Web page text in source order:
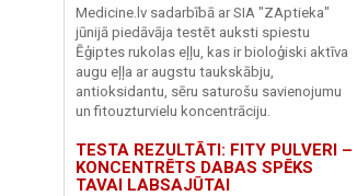
Medicine.lv sadarbībā ar SIA "ZAptieka"
jūnijā piedāvāja testēt auksti spiestu
Ēģiptes rukolas eļļu, kas ir bioloģiski aktīva
augu eļļa ar augstu taukskābju,
antioksidantu, sēru saturošu savienojumu
un fitouzturvielu koncentrāciju.
TESTA REZULTĀTI: FITY PULVERI –
KONCENTRĒTS DABAS SPĒKS
TAVAI LABSAJŪTAI